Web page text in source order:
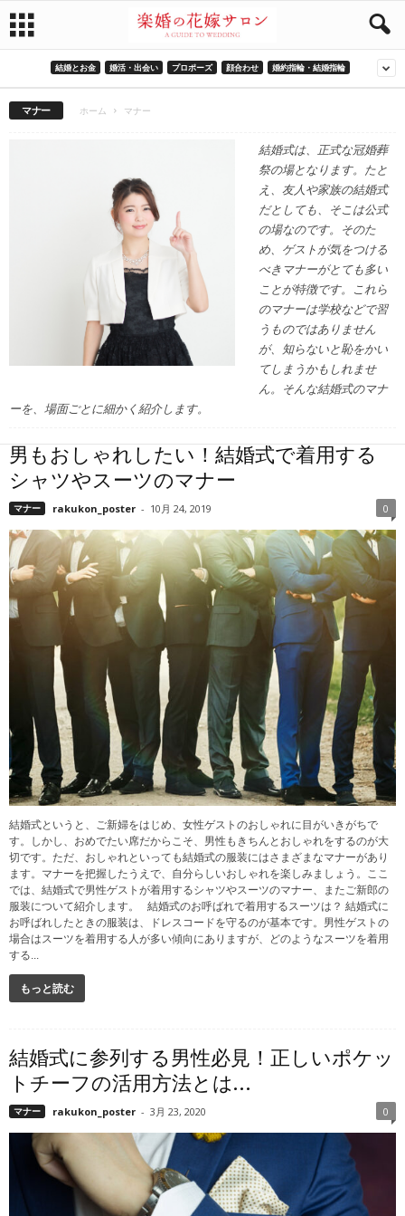
結婚とお金 婚活・出会い プロポーズ 顔合わせ 婚約指輪・結婚指輪
マナー ホーム マナー
結婚式は、正式な冠婚葬
祭の場となります。たと
え、友人や家族の結婚式
だとしても、そこは公式
の場なのです。そのた
め、ゲストが気をつける
べきマナーがとても多い
ことが特徴です。これら
のマナーは学校などで習
うものではありません
が、知らないと恥をかい
てしまうかもしれませ
ん。そんな結婚式のマナ
ーを、場面ごとに細かく紹介します。
男もおしゃれしたい！結婚式で着用する
シャツやスーツのマナー
マナー rakukon_poster - 10月 24, 2019 0
結婚式というと、ご新婦をはじめ、女性ゲストのおしゃれに目がいきがちで
す。しかし、おめでたい席だからこそ、男性もきちんとおしゃれをするのが大
切です。ただ、おしゃれといっても結婚式の服装にはさまざまなマナーがあり
ます。マナーを把握したうえで、自分らしいおしゃれを楽しみましょう。ここ
では、結婚式で男性ゲストが着用するシャツやスーツのマナー、またご新郎の
服装について紹介します。 結婚式のお呼ばれで着用するスーツは？ 結婚式に
お呼ばれしたときの服装は、ドレスコードを守るのが基本です。男性ゲストの
場合はスーツを着用する人が多い傾向にありますが、どのようなスーツを着用
する...
もっと読む
結婚式に参列する男性必見！正しいポケッ
トチーフの活用方法とは...
マナー rakukon_poster - 3月 23, 2020 0